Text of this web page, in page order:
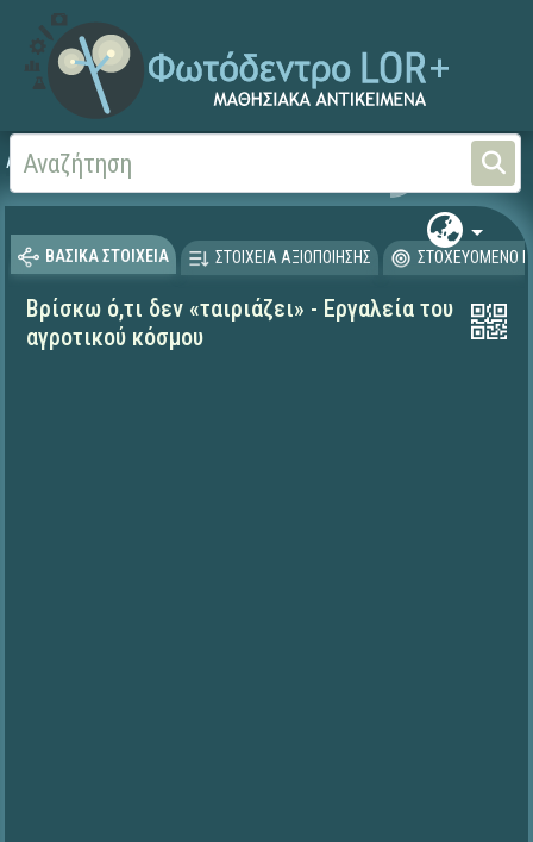
Αρχική
ΒΑΣΙΚΑ ΣΤΟΙΧΕΙΑ ΣΤΟΙΧΕΙΑ ΑΞΙΟΠΟΙΗΣΗΣ ΣΤΟΧΕΥΟΜΕΝΟ
Βρίσκω ό,τι δεν «ταιριάζει» - Εργαλεία του
αγροτικού κόσμου